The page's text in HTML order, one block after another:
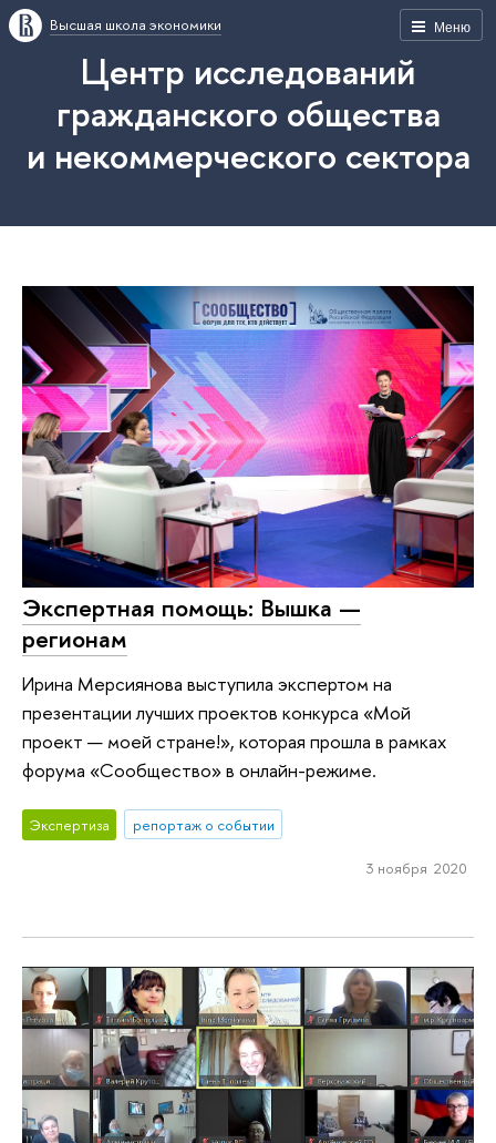
Меню
Высшая школа экономики
Центр исследований
гражданского общества
и некоммерческого сектора
Экспертная помощь: Вышка —
регионам
Ирина Мерсиянова выступила экспертом на
презентации лучших проектов конкурса «Мой
проект — моей стране!», которая прошла в рамках
форума «Сообщество» в онлайн-режиме.
Экспертиза репортаж о событии
3 ноября 2020